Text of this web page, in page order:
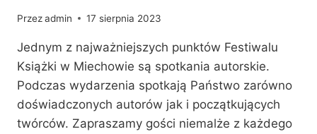
Przezadmin 17 sierpnia 2023
Jednym z najważniejszych punktów Festiwalu
Książki w Miechowie są spotkania autorskie.
Podczas wydarzenia spotkają Państwo zarówno
doświadczonych autorów jak i początkujących
twórców. Zapraszamy gości niemalże z każdego